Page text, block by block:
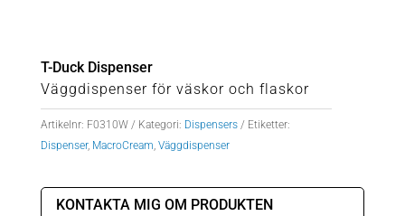
T-Duck Dispenser
Väggdispenser för väskor och flaskor
Artikelnr: F0310W Kategori: Dispensers
Etiketter:
Dispenser, MacroCream, Väggdispenser
KONTAKTA MIG OM PRODUKTEN